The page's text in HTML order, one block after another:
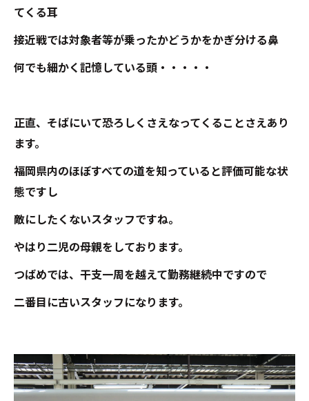
てくる耳
接近戦では対象者等が乗ったかどうかをかぎ分ける鼻
何でも細かく記憶している頭・・・・・
正直、そばにいて恐ろしくさえなってくることさえあり
ます。
福岡県内のほぼすべての道を知っていると評価可能な状
態ですし
敵にしたくないスタッフですね。
やはり二児の母親をしております。
つばめでは、干支一周を越えて勤務継続中ですので
二番目に古いスタッフになります。